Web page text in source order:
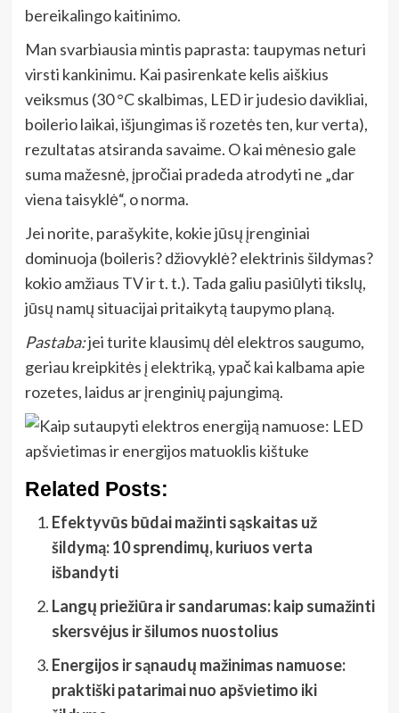
bereikalingo kaitinimo.
Man svarbiausia mintis paprasta: taupymas neturi
virsti kankinimu. Kai pasirenkate kelis aiškius
veiksmus (30 °C skalbimas, LED ir judesio davikliai,
boilerio laikai, išjungimas iš rozetės ten, kur verta),
rezultatas atsiranda savaime. O kai mėnesio gale
suma mažesnė, įpročiai pradeda atrodyti ne „dar
viena taisyklė“, o norma.
Jei norite, parašykite, kokie jūsų įrenginiai
dominuoja (boileris? džiovyklė? elektrinis šildymas?
kokio amžiaus TV ir t. t.). Tada galiu pasiūlyti tikslų,
jūsų namų situacijai pritaikytą taupymo planą.
Pastaba:jei turite klausimų dėl elektros saugumo,
geriau kreipkitės į elektriką, ypač kai kalbama apie
rozetes, laidus ar įrenginių pajungimą.
Related Posts:
Efektyvūs būdai mažinti sąskaitas už
šildymą: 10 sprendimų, kuriuos verta
išbandyti
Langų priežiūra ir sandarumas: kaip sumažinti
skersvėjus ir šilumos nuostolius
Energijos ir sąnaudų mažinimas namuose:
praktiški patarimai nuo apšvietimo iki